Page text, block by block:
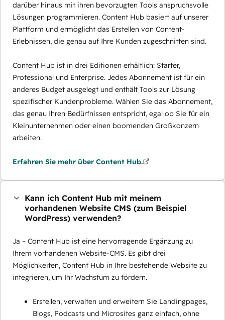
darüber hinaus mit ihren bevorzugten Tools anspruchsvolle
Lösungen programmieren. Content Hub basiert auf unserer
Plattform und ermöglicht das Erstellen von Content-
Erlebnissen, die genau auf Ihre Kunden zugeschnitten sind.
Content Hub ist in drei Editionen erhältlich: Starter,
Professional und Enterprise. Jedes Abonnement ist für ein
anderes Budget ausgelegt und enthält Tools zur Lösung
spezifischer Kundenprobleme. Wählen Sie das Abonnement,
das genau Ihren Bedürfnissen entspricht, egal ob Sie für ein
Kleinunternehmen oder einen boomenden Großkonzern
arbeiten.
Erfahren Sie mehr über Content Hub.
Kann ich Content Hub mit meinem
vorhandenen Website CMS (zum Beispiel
WordPress) verwenden?
Ja – Content Hub ist eine hervorragende Ergänzung zu
Ihrem vorhandenen Website-CMS. Es gibt drei
Möglichkeiten, Content Hub in Ihre bestehende Website zu
integrieren, um Ihr Wachstum zu fördern.
Erstellen, verwalten und erweitern Sie Landingpages,
Blogs, Podcasts und Microsites ganz einfach, ohne